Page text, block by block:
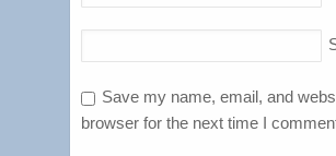
Save my name, email, and
browser for the next time I